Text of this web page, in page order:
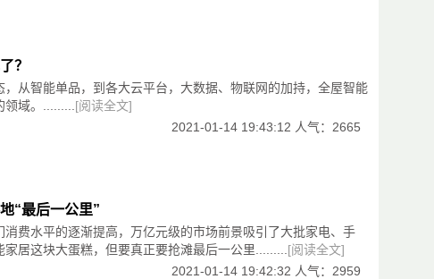
？
从智能单品，到各大云平台，大数据、物联网的加持，全屋智能
域。......... [阅读全文]
2021-01-14 19:43:12 人气：2665
“最后一公里”
消费水平的逐渐提高，万亿元级的市场前景吸引了大批家电、手
居这块大蛋糕，但要真正要抢滩最后一公里......... [阅读全文]
2021-01-14 19:42:32 人气：2959